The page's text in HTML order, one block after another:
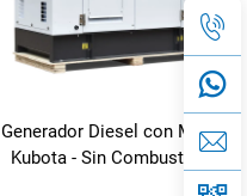
Generador Diesel con Motor
Kubota - Sin Combustible,
Solución de Energía Súper